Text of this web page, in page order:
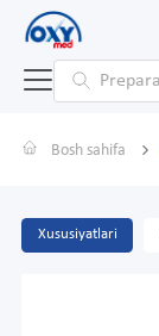
Bosh sahifa
Xususiyatlari